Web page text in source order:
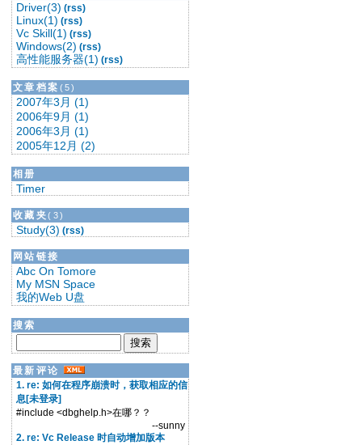
Driver(3) (rss)
Linux(1) (rss)
Vc Skill(1) (rss)
Windows(2) (rss)
高性能服务器(1) (rss)
文章档案 (5)
2007年3月 (1)
2006年9月 (1)
2006年3月 (1)
2005年12月 (2)
相册
Timer
收藏夹(3)
Study(3) (rss)
网站链接
Abc On Tomore
My MSN Space
我的Web U盘
搜索
最新评论
1. re: 如何在程序崩溃时，获取相应的信
息[未登录]
#include <dbghelp.h>在哪？？
--sunny
2. re: Vc Release 时自动增加版本